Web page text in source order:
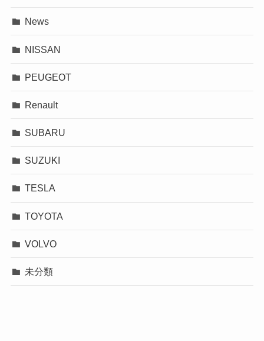
News
NISSAN
PEUGEOT
Renault
SUBARU
SUZUKI
TESLA
TOYOTA
VOLVO
未分類